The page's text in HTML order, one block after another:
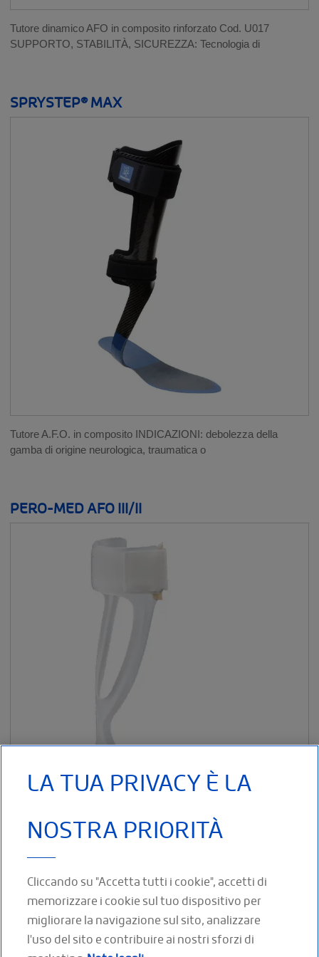
Tutore dinamico AFO in composito rinforzato Cod. U017
SUPPORTO, STABILITÀ, SICUREZZA: Tecnologia di
SPRYSTEP® MAX
Tutore A.F.O. in composito INDICAZIONI: debolezza della
gamba di origine neurologica, traumatica o
PERO-MED AFO III/II
Ortesi peroneale Indicazioni: Paresi peroneali e debolezza degli
elevatori di piede (grado III e II)
SEGUICI SUI SOCIAL
LA TUA PRIVACY È LA
NOSTRA PRIORITÀ
Cliccando su "Accetta tutti i cookie", accetti di
memorizzare i cookie sul tuo dispositivo per
migliorare la navigazione sul sito, analizzare
l'uso del sito e contribuire ai nostri sforzi di